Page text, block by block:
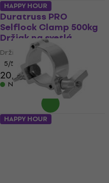
Duratruss PRO
Selflock Clamp 500kg
Držiak na svetlá
Držiak na svetlá
5/5
20,30 €
Na sklade
HAPPY HOUR
HAPPY HOUR